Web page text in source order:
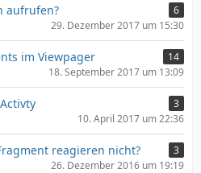
aufrufen?
6
29. Dezember 2017 um 15:30
im Viewpager
14
18. September 2017 um 13:09
3
10. April 2017 um 22:36
reagieren nicht?
3
26. Dezember 2016 um 19:19